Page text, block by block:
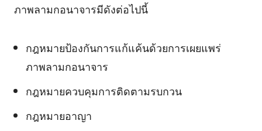
ภาพลามกอนาจารมีดังต่อไปนี้
กฎหมายป้องกันการแก้แค้นด้วยการเผยแพร่
ภาพลามกอนาจาร
กฎหมายควบคุมการติดตามรบกวน
กฎหมายอาญา